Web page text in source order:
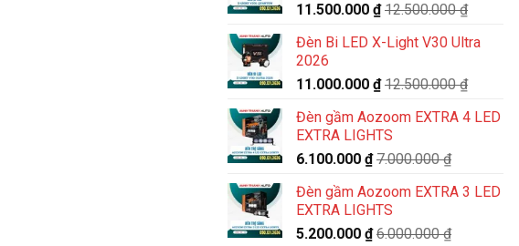
11.500.000 ₫ 12.500.000₫
Đèn Bi LED X-Light V30 Ultra
2026
11.000.000 ₫ 12.500.000₫
Đèn gầm Aozoom EXTRA 4 LED
EXTRA LIGHTS
6.100.000 ₫ 7.000.000₫
Đèn gầm Aozoom EXTRA 3 LED
EXTRA LIGHTS
5.200.000 ₫ 6.000.000₫